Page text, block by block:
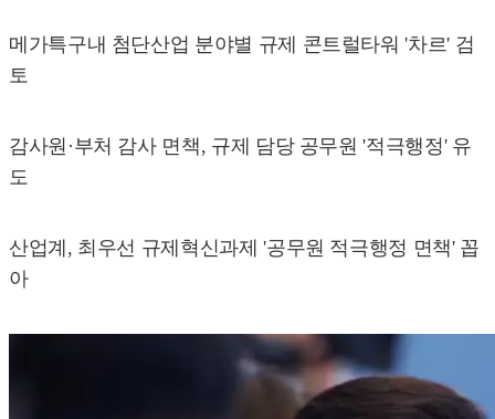
메가특구내 첨단산업 분야별 규제 콘트럴타워 '차르' 검
토
감사원·부처 감사 면책, 규제 담당 공무원 '적극행정' 유
도
산업계, 최우선 규제혁신과제 '공무원 적극행정 면책' 꼽
아